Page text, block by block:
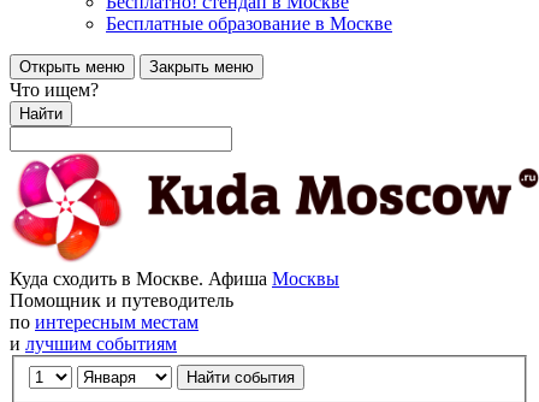
Бесплатные образование в Москве
Открыть меню Закрыть меню
Что ищем?
Найти
Куда сходить в Москве. Афиша Москвы
Помощник и путеводитель
по интересным местам
и лучшим событиям